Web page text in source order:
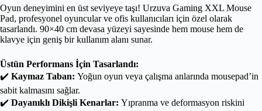
Oyun deneyimini en üst seviyeye taşı! Urzuva Gaming XXL Mouse
Pad, profesyonel oyuncular ve ofis kullanıcıları için özel olarak
tasarlandı. 90×40 cm devasa yüzeyi sayesinde hem mouse hem de
klavye için geniş bir kullanım alanı sunar.
Üstün Performans İçin Tasarlandı:
✔️ Kaymaz Taban: Yoğun oyun veya çalışma anlarında mousepad’in
sabit kalmasını sağlar.
✔️ Dayanıklı Dikişli Kenarlar: Yıpranma ve deformasyon riskini